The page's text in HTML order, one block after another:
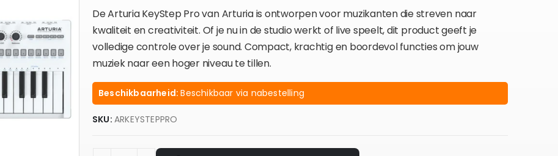
De Arturia KeyStep Pro van Arturia is ontworpen voor muzikanten die streven naar
kwaliteit en creativiteit. Of je nu in de studio werkt of live speelt, dit product geeft je
volledige controle over je sound. Compact, krachtig en boordevol functies om jouw
muziek naar een hoger niveau te tillen.
Beschikbaarheid:Beschikbaar via nabestelling
SKU: ARKEYSTEPPRO